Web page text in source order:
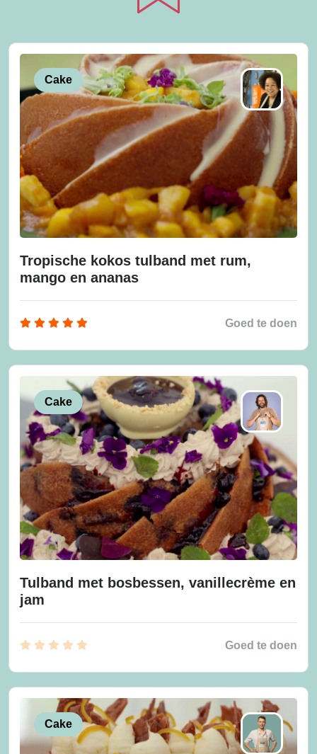
Cake
Tropische kokos tulband met rum,
mango en ananas
Goed te doen
Cake
Tulband met bosbessen, vanillecrème en
jam
Goed te doen
Cake